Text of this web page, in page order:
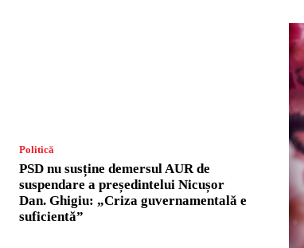
Politică
PSD nu susține demersul AUR de
suspendare a președintelui Nicușor
Dan. Ghigiu: „Criza guvernamentală e
suficientă”